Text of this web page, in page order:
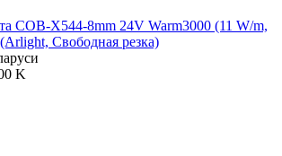
COB-X544-8mm 24V Warm3000 (11 W/m,
Свободная резка)
K